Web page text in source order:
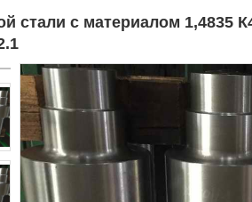
стали с материалом